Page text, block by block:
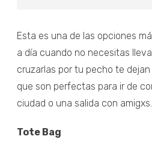
Esta es una de las opciones
a día cuando no necesitas
cruzarlas por tu pecho te dejan
que son perfectas para ir de
ciudad o una salida con amigxs.
Tote Bag